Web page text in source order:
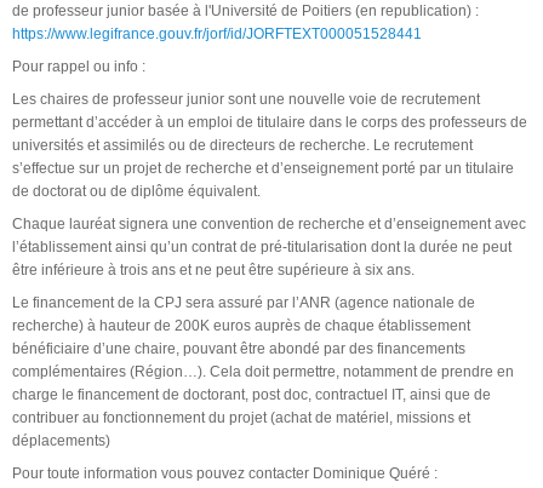
de professeur junior basée à l'Université de Poitiers (en republication) :
https://www.legifrance.gouv.fr/jorf/id/JORFTEXT000051528441
Pour rappel ou info :
Les chaires de professeur junior sont une nouvelle voie de recrutement
permettant d’accéder à un emploi de titulaire dans le corps des professeurs de
universités et assimilés ou de directeurs de recherche. Le recrutement
s’effectue sur un projet de recherche et d’enseignement porté par un titulaire
de doctorat ou de diplôme équivalent.
Chaque lauréat signera une convention de recherche et d’enseignement avec
l’établissement ainsi qu’un contrat de pré-titularisation dont la durée ne peut
être inférieure à trois ans et ne peut être supérieure à six ans.
Le financement de la CPJ sera assuré par l’ANR (agence nationale de
recherche) à hauteur de 200K euros auprès de chaque établissement
bénéficiaire d’une chaire, pouvant être abondé par des financements
complémentaires (Région…). Cela doit permettre, notamment de prendre en
charge le financement de doctorant, post doc, contractuel IT, ainsi que de
contribuer au fonctionnement du projet (achat de matériel, missions et
déplacements)
Pour toute information vous pouvez contacter Dominique Quéré :